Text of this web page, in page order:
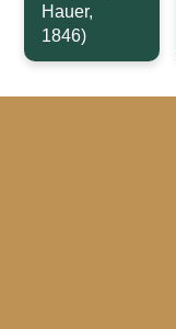
Hauer,
1846)